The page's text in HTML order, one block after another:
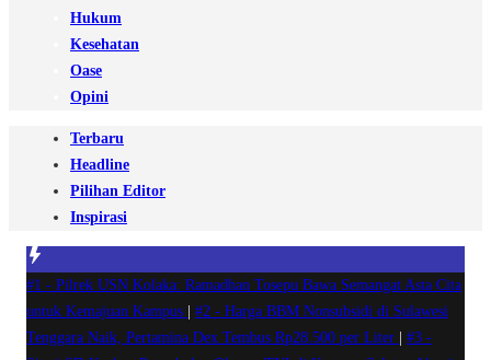
Hukum
Kesehatan
Oase
Opini
Terbaru
Headline
Pilihan Editor
Inspirasi
#1 - Pilrek USN Kolaka: Ramadhan Tosepu Bawa Semangat Asta Cita
untuk Kemajuan Kampus
#2 - Harga BBM Nonsubsidi di Sulawesi
Tenggara Naik, Pertamina Dex Tembus Rp28.500 per Liter
#3 -